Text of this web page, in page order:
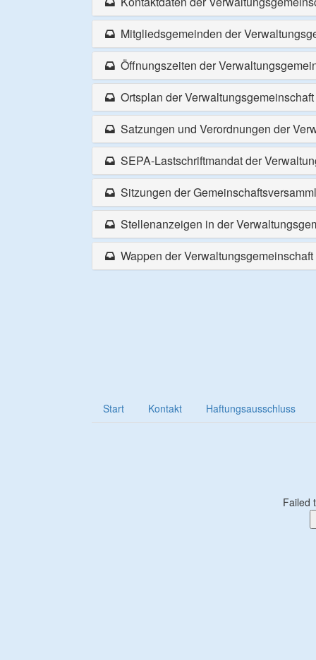
Mitgliedsgemeinden der
Öffnungszeiten der
Ortsplan der
Satzungen und Verordnungen der
SEPA-Lastschriftmandat der
Sitzungen der
Stellenanzeigen in der
Wappen der
Start Kontakt Haftungsausschluss
Failed